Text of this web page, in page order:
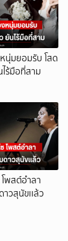
นุ่มยอมรับ โสด
ไร้มือที่สาม
โพสต์อำลา
วสุนัขเเล้ว